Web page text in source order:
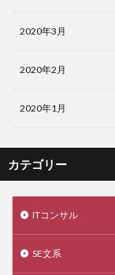
2020年3月
2020年2月
2020年1月
カテゴリー
ITコンサル
SE文系